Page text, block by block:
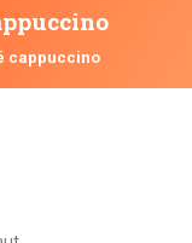
cappuccino